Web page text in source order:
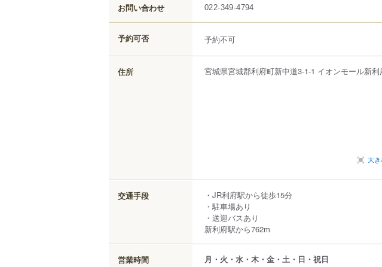
お問い合わせ 022-349-4794
予約可否 予約不可
住所 宮城県宮城郡利府町新中道3-1-1 イオンモール新
大
交通手段
・JR利府駅から徒歩15分
・駐車場あり
・送迎バスあり
新利府駅から762m
営業時間 月・火・水・木・金・土・日・祝日